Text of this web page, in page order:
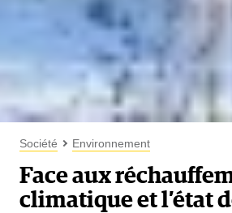
Société Environnement
Face aux
climatique et l’état